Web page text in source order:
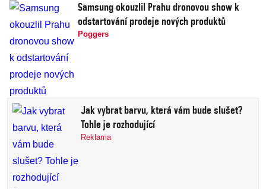
Samsung okouzlil Prahu dronovou show k
odstartování prodeje nových produktů
Poggers
Jak vybrat barvu, která vám bude slušet?
Tohle je rozhodující
Reklama